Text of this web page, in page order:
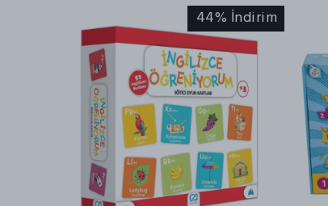
44% İndirim